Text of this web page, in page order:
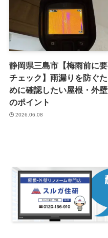
静岡県三島市【梅雨前に要
チェック】雨漏りを防ぐた
めに確認したい屋根・外壁
のポイント
2026.06.08